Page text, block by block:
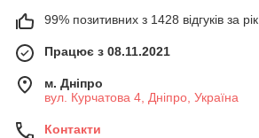
99% позитивних з 1428 відгуків за рік
Працює з 08.11.2021
м. Дніпро
вул. Курчатова 4, Дніпро, Україна
Контакти